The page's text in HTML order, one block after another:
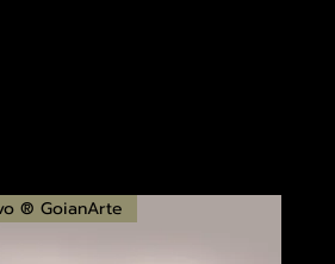
® GoianArte